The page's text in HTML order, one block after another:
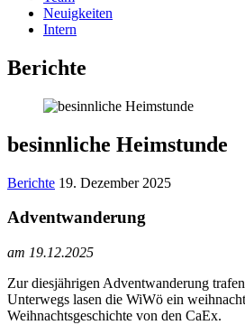
Neuigkeiten
Intern
Berichte
besinnliche Heimstunde
Berichte 19. Dezember 2025
Adventwanderung
am 19.12.2025
Zur diesjährigen Adventwanderung
Unterwegs lasen die WiWö ein
Weihnachtsgeschichte von den CaEx.